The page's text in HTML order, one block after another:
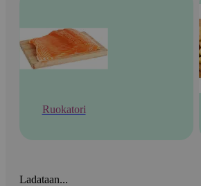
Ruokatori
Ladataan...